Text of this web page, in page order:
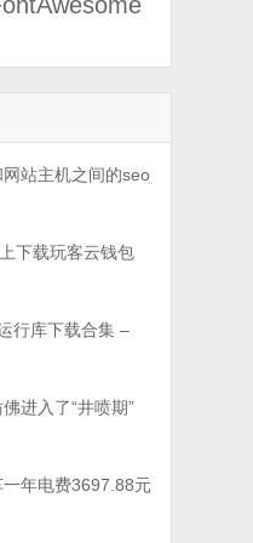
站主机之间的seo
下载玩客云钱包
行库下载合集 –
进入了“井喷期”
年电费3697.88元